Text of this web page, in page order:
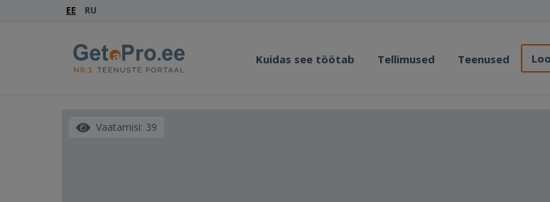
EE RU
Kuidas see töötab Tellimused Teenused
Vaatamisi: 39